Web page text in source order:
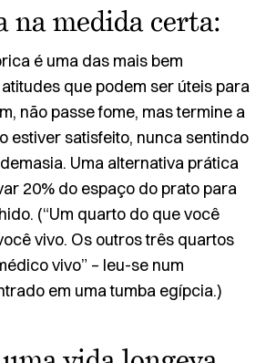
na medida certa:
é uma das mais bem
que podem ser úteis para
não passe fome, mas termine a
estiver satisfeito, nunca sentindo
Uma alternativa prática
20% do espaço do prato para
(“Um quarto do que você
vivo. Os outros três quartos
vivo” – leu-se num
em uma tumba egípcia.)